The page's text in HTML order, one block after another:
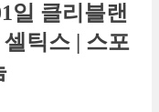
일 클리블랜
틱스 | 스포